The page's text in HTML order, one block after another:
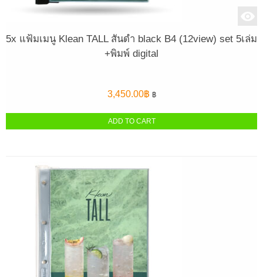
5x แฟ้มเมนู Klean TALL สันดำ black B4 (12view) set 5เล่ม
+พิมพ์ digital
3,450.00฿ ฿
ADD TO CART